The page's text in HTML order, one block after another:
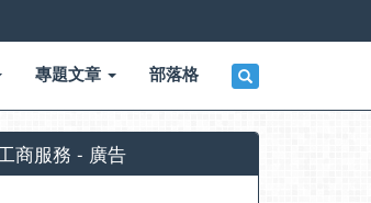
專題文章 部落格
商服務 - 廣告